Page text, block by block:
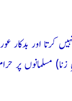
کرتا اور بدکار
مسلمانوں پر حرام